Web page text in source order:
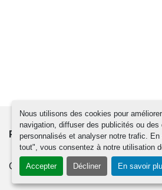
Nous utilisons des cookies pour
navigation, diffuser des publicités ou des
personnalisés et analyser notre trafic.
tout", vous consentez à notre utilisation
Accepter Décliner En savoir
PRODUITS ACTUALITÉS
Gérez les cookies